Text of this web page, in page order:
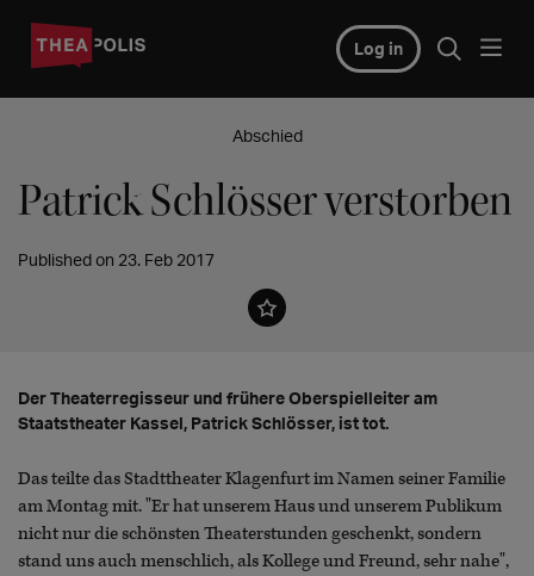
Log in
Abschied
Patrick Schlösser verstorben
Published on 23. Feb 2017
Der Theaterregisseur und frühere Oberspielleiter am
Staatstheater Kassel, Patrick Schlösser, ist tot.
Das teilte das Stadttheater Klagenfurt im Namen seiner Familie
am Montag mit. "Er hat unserem Haus und unserem Publikum
nicht nur die schönsten Theaterstunden geschenkt, sondern
stand uns auch menschlich, als Kollege und Freund, sehr nahe",